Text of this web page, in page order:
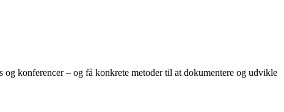
konferencer – og få konkrete metoder til at dokumentere og udvikle